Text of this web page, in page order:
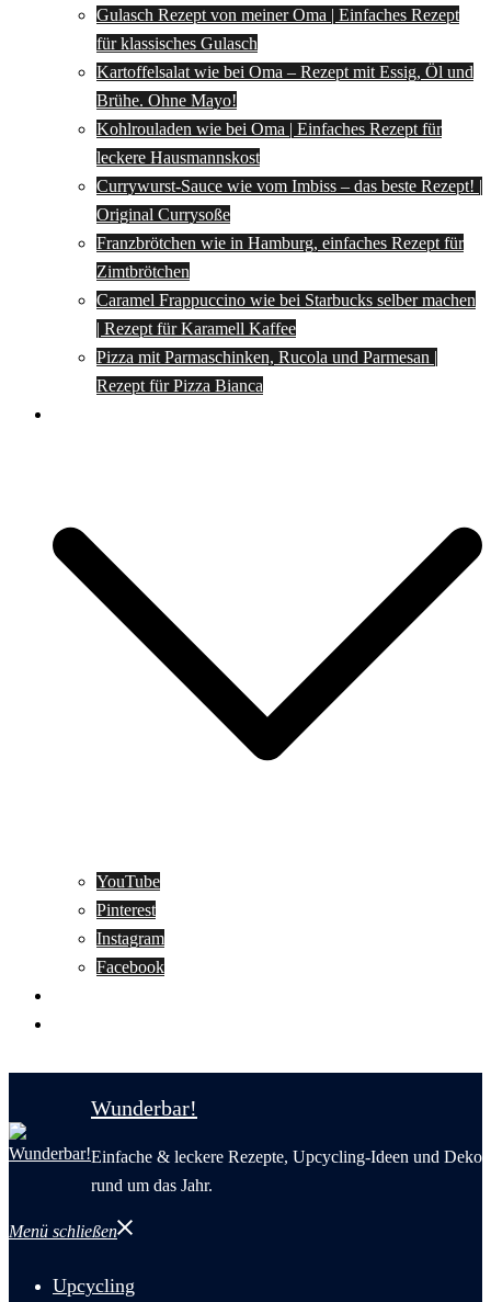
Gulasch Rezept von meiner Oma | Einfaches Rezept
für klassisches Gulasch
Kartoffelsalat wie bei Oma – Rezept mit Essig, Öl und
Brühe. Ohne Mayo!
Kohlrouladen wie bei Oma | Einfaches Rezept für
leckere Hausmannskost
Currywurst-Sauce wie vom Imbiss – das beste Rezept! |
Original Currysoße
Franzbrötchen wie in Hamburg, einfaches Rezept für
Zimtbrötchen
Caramel Frappuccino wie bei Starbucks selber machen
| Rezept für Karamell Kaffee
Pizza mit Parmaschinken, Rucola und Parmesan |
Rezept für Pizza Bianca
YouTube
Pinterest
Instagram
Facebook
Wunderbar!
Einfache & leckere Rezepte, Upcycling-Ideen und Deko
rund um das Jahr.
Menü schließen
Upcycling